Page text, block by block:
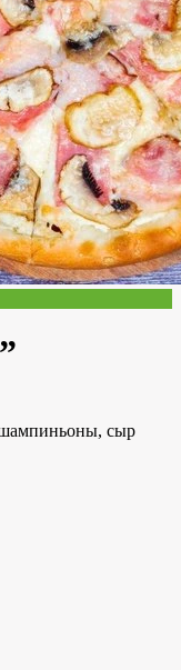
шампиньоны, сыр